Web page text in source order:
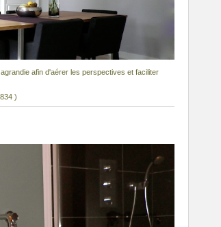
afin d'aérer les perspectives et faciliter
)